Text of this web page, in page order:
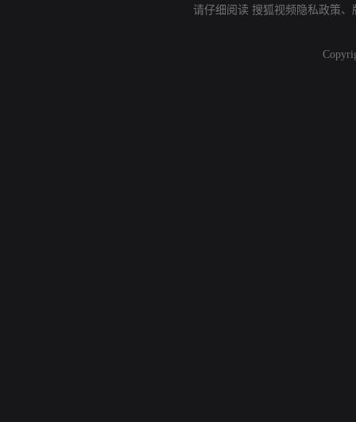
请仔细阅读 搜狐视频隐私政策、